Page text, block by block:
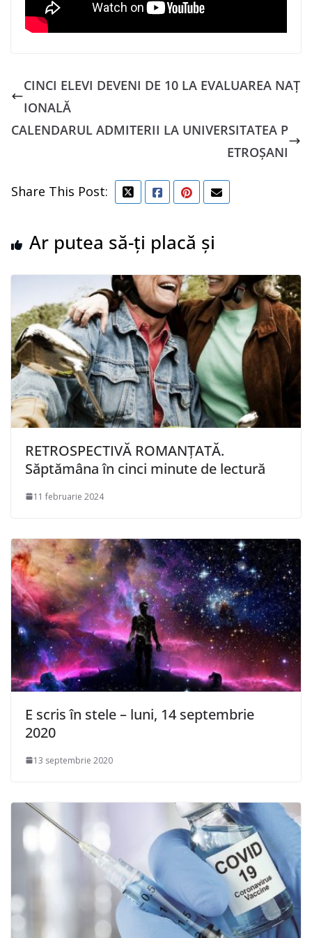
CINCI ELEVI DEVENI DE 10 LA EVALUAREA NAȚ
IONALĂ
CALENDARUL ADMITERII LA UNIVERSITATEA P
ETROȘANI
Share This Post:
Ar putea să-ți placă și
RETROSPECTIVĂ ROMANȚATĂ.
Săptămâna în cinci minute de lectură
11 februarie 2024
E scris în stele – luni, 14 septembrie
2020
13 septembrie 2020